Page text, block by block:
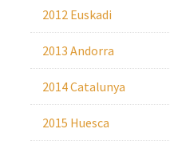
2012 Euskadi
2013 Andorra
2014 Catalunya
2015 Huesca